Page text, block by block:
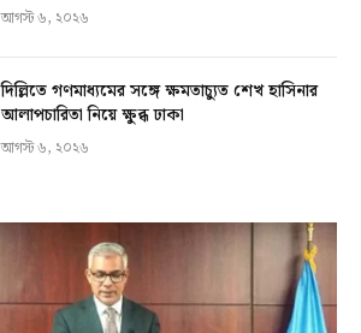
আগস্ট ৬, ২০২৬
দিল্লিতে গণমাধ্যমের সঙ্গে ক্ষমতাচ্যুত শেখ হাসিনার
আলাপচারিতা নিয়ে ক্ষুব্ধ ঢাকা
আগস্ট ৬, ২০২৬